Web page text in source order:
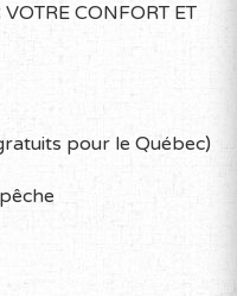
CONFORT ET
pour le Québec)